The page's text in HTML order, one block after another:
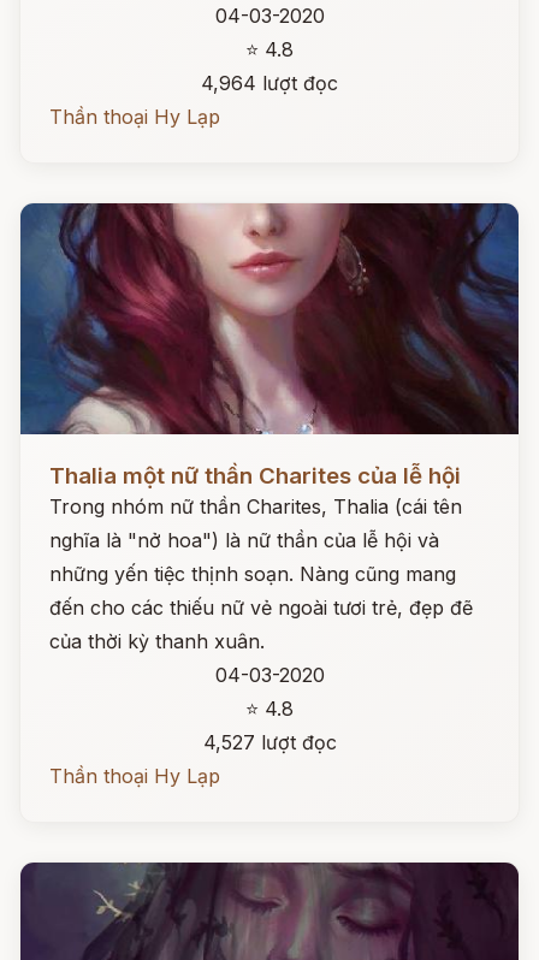
04-03-2020
⭐ 4.8
4,964 lượt đọc
Thần thoại Hy Lạp
Thalia một nữ thần Charites của lễ hội
Trong nhóm nữ thần Charites, Thalia (cái tên
nghĩa là "nở hoa") là nữ thần của lễ hội và
những yến tiệc thịnh soạn. Nàng cũng mang
đến cho các thiếu nữ vẻ ngoài tươi trẻ, đẹp đẽ
của thời kỳ thanh xuân.
04-03-2020
⭐ 4.8
4,527 lượt đọc
Thần thoại Hy Lạp